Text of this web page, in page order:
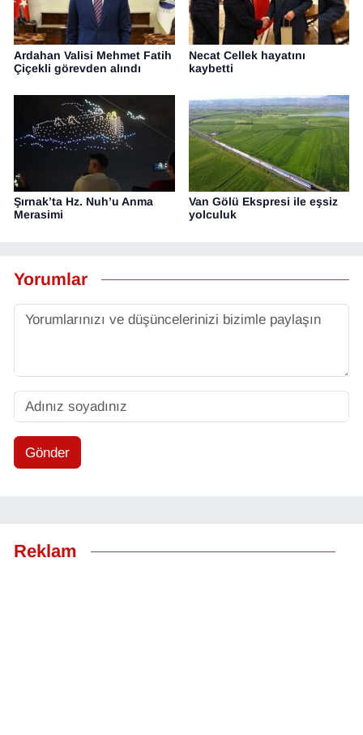
Ardahan Valisi Mehmet Fatih
Çiçekli görevden alındı
Necat Cellek hayatını
kaybetti
Şırnak’ta Hz. Nuh’u Anma
Merasimi
Van Gölü Ekspresi ile eşsiz
yolculuk
Yorumlar
Gönder
Reklam